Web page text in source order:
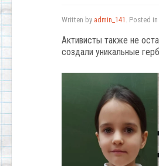
Written by admin_141 . Posted in
Активисты также не
создали уникальные